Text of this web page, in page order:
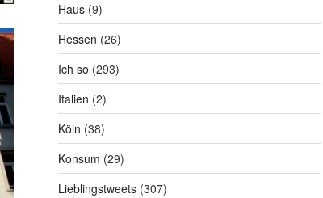
Haus(9)
Hessen (26)
Ich so (293)
Italien (2)
Köln (38)
Konsum (29)
Lieblingstweets(307)